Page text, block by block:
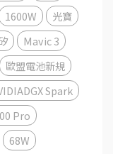
1600W
光寶
Mavic 3
歐盟電池新規
Spark
Pro
68W